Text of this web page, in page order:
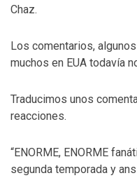
Chaz.
Los comentarios,
muchos en EUA todavía
Traducimos unos
reacciones.
“ENORME, ENORME
segunda temporada y